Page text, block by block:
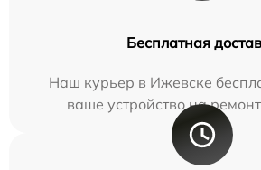
Бесплатная
Наш курьер в Ижевске
ваше устройство на